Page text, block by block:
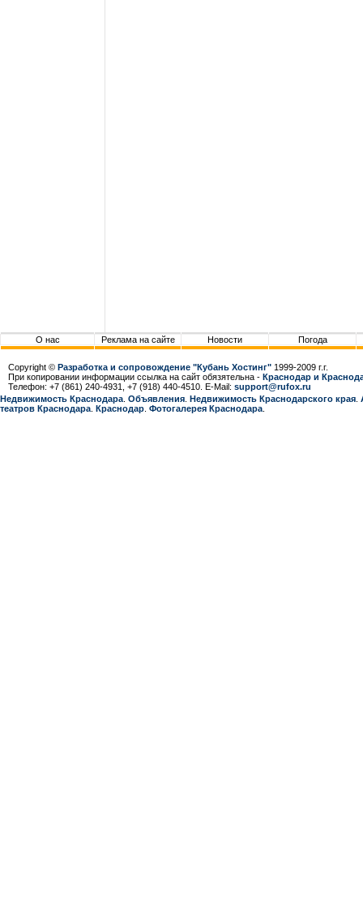
О нас Реклама на сайте Новости Погода
Copyright © Разработка и сопровождение "Кубань Хостинг" 1999-2009 г.г.
При копировании информации ссылка на сайт обязятельна - Краснодар и
Телефон: +7 (861) 240-4931, +7 (918) 440-4510. E-Mail: support@rufox.ru
Недвижимость Краснодара Объявления Недвижимость Краснодарcкого края
театров Краснодара Краснодар Фотогалерея Краснодара